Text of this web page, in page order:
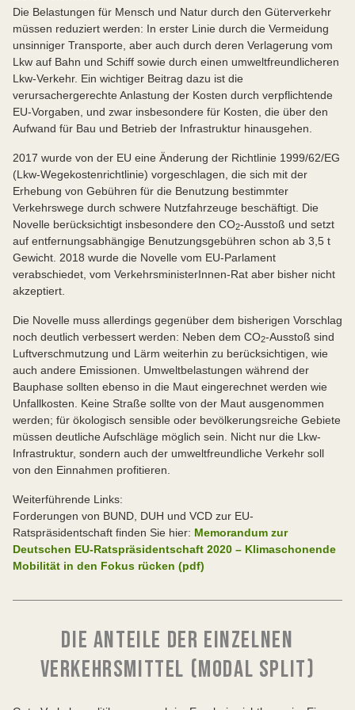
Schwerlasten, nötigen Flug- und Schiffsverkehr zu
begrenzen und die direkte Elektrifizierung zu
bevorzugen. Wo sinnvoll, soll Wasserstoff auch im
Schienenverkehr als Alternative zur derzeitigen
Nutzung von Dieselmotoren genutzt werden.
ausschließlich nachhaltig und auf Basis 100
% zusätzlicher erneuerbarer Energien hergestellt
wurden, ersetzt werden; Kerosin aus Biomasse ist
keine Alternative, da dessen Produktion u.a. in
Konkurrenz mit der Lebensmittelproduktion für
Menschen steht.
Die Belastungen für Mensch und Natur durch den Güterverkehr
müssen reduziert werden: In erster Linie durch die Vermeidung
unsinniger Transporte, aber auch durch deren Verlagerung vom
Lkw auf Bahn und Schiff sowie durch einen umweltfreundlicheren
Lkw-Verkehr. Ein wichtiger Beitrag dazu ist die
verursachergerechte Anlastung der Kosten durch verpflichtende
EU-Vorgaben, und zwar insbesondere für Kosten, die über den
Aufwand für Bau und Betrieb der Infrastruktur hinausgehen.
2017 wurde von der EU eine Änderung der Richtlinie 1999/62/EG
(Lkw-Wegekostenrichtlinie) vorgeschlagen, die sich mit der
Erhebung von Gebühren für die Benutzung bestimmter
Verkehrswege durch schwere Nutzfahrzeuge beschäftigt. Die
Novelle berücksichtigt insbesondere den CO2-Ausstoß und setzt
auf entfernungsabhängige Benutzungsgebühren schon ab 3,5 t
Gewicht. 2018 wurde die Novelle vom EU-Parlament
verabschiedet, vom VerkehrsministerInnen-Rat aber bisher nicht
akzeptiert.
Die Novelle muss allerdings gegenüber dem bisherigen Vorschlag
noch deutlich verbessert werden: Neben dem CO2-Ausstoß sind
Luftverschmutzung und Lärm weiterhin zu berücksichtigen, wie
auch andere Emissionen. Umweltbelastungen während der
Bauphase sollten ebenso in die Maut eingerechnet werden wie
Unfallkosten. Keine Straße sollte von der Maut ausgenommen
werden; für ökologisch sensible oder bevölkerungsreiche Gebiete
müssen deutliche Aufschläge möglich sein. Nicht nur die Lkw-
Infrastruktur, sondern auch der umweltfreundliche Verkehr soll
von den Einnahmen profitieren.
Weiterführende Links:
Forderungen von BUND, DUH und VCD zur EU-
Ratspräsidentschaft finden Sie hier: Memorandum zur
Deutschen EU-Ratspräsidentschaft 2020 – Klimaschonende
Mobilität in den Fokus rücken (pdf)
DIE ANTEILE DER EINZELNEN
VERKEHRSMITTEL (MODAL SPLIT)